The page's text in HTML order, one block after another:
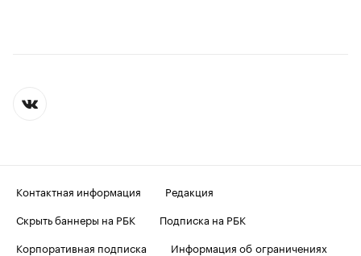
Контактная информация
Редакция
Скрыть баннеры на РБК
Подписка на РБК
Корпоративная подписка
Информация об ограничениях